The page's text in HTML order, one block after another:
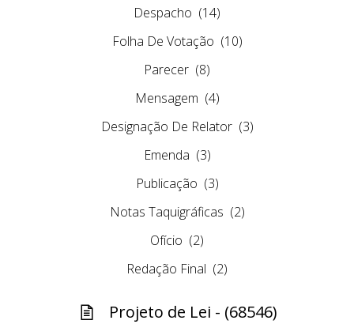
Despacho (14)
Folha De Votação (10)
Parecer (8)
Mensagem (4)
Designação De Relator (3)
Emenda (3)
Publicação (3)
Notas Taquigráficas (2)
Ofício (2)
Redação Final (2)
Projeto de Lei - (68546)